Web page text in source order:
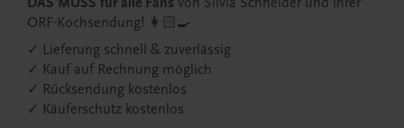
ORF-Kochsendung! 👩🏻‍🍳
✓ Lieferung schnell & zuverlässig
✓ Kauf auf Rechnung möglich
✓ Rücksendung kostenlos
✓ Käuferschutz kostenlos